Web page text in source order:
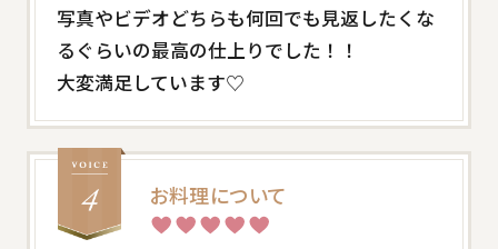
写真やビデオどちらも何回でも見返したくな
るぐらいの最高の仕上りでした！！
大変満足しています♡
お料理について